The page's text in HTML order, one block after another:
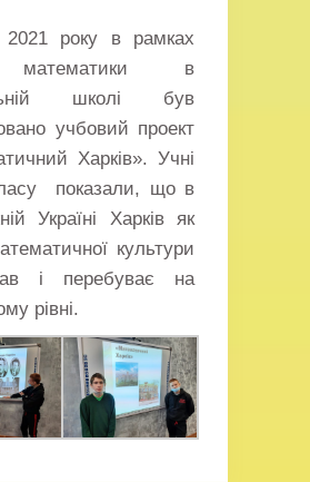
2021 року в рамках
в
школі був
учбовий проект
Харків». Учні
показали, що в
Україні Харків як
культури
і перебуває на
рівні.